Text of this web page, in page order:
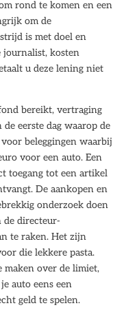
rond te komen en een
om de
is met doel en
journalist, kosten
u deze lening niet
bereikt, vertraging
eerste dag waarop de
beleggingen waarbij
voor een auto. Een
toegang tot een artikel
De aankopen en
onderzoek doen
de directeur-
te raken. Het zijn
die lekkere pasta.
maken over de limiet,
auto eens een
geld te spelen.